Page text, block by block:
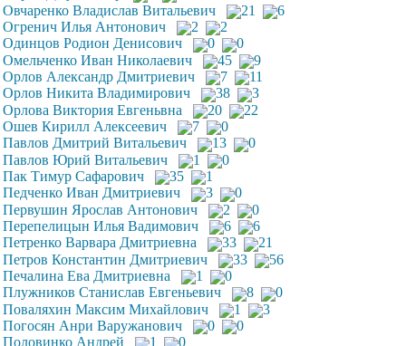
Овчаренко Владислав Витальевич
21
6
Огренич Илья Антонович
2
2
Одинцов Родион Денисович
0
0
Омельченко Иван Николаевич
45
9
Орлов Александр Дмитриевич
7
11
Орлов Никита Владимирович
38
3
Орлова Виктория Евгеньвна
20
22
Ошев Кирилл Алексеевич
7
0
Павлов Дмитрий Витальевич
13
0
Павлов Юрий Витальевич
1
0
Пак Тимур Сафарович
35
1
Педченко Иван Дмитриевич
3
0
Первушин Ярослав Антонович
2
0
Перепелицын Илья Вадимович
6
6
Петренко Варвара Дмитриевна
33
21
Петров Константин Дмитриевич
33
56
Печалина Ева Дмитриевна
1
0
Плужников Станислав Евгеньевич
8
0
Поваляхин Максим Михайлович
1
3
Погосян Анри Варужанович
0
0
Половинко Андрей
1
0